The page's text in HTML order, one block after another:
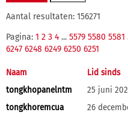
Aantal resultaten: 156271
Pagina: 1 2 3 4 ... 5579 5580 5581
6247 6248 6249 6250 6251
Naam Lid sinds
tongkhopanelntm
25 juni
tongkhoremcua
26